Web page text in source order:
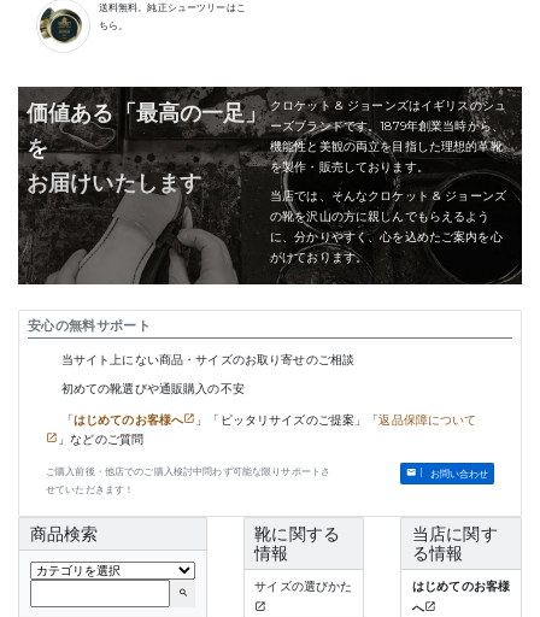
送料無料。純正シューツリーはこ
ちら。
価値ある「最高の一足」
を
お届けいたします
クロケット & ジョーンズはイギリスのシュ
ーズブランドです。1879年創業当時から、
機能性と美観の両立を目指した理想的革靴
を製作・販売しております。
当店では、そんなクロケット & ジョーンズ
の靴を沢山の方に親しんでもらえるよう
に、分かりやすく、心を込めたご案内を心
がけております。
安心の無料サポート
当サイト上にない商品・サイズのお取り寄せのご相談
初めての靴選びや通販購入の不安
「はじめてのお客様へ 」「ピッタリサイズのご提案」「返品保障について
」などのご質問
ご購入前後・他店でのご購入検討中問わず可能な限りサポートさ
せていただきます！
お問い合わせ
商品検索
search
靴に関する
情報
サイズの選びかた
当店に関す
る情報
はじめてのお客様
へ